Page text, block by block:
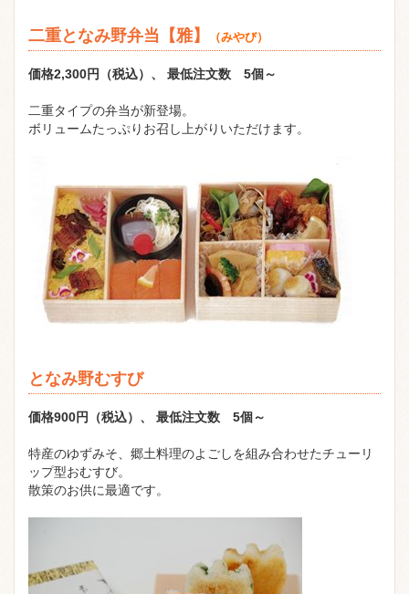
二重となみ野弁当【雅】 （みやび）
価格2,300円（税込）、 最低注文数 5個～
二重タイプの弁当が新登場。
ボリュームたっぷりお召し上がりいただけます。
となみ野むすび
価格900円（税込）、 最低注文数 5個～
特産のゆずみそ、郷土料理のよごしを組み合わせたチューリ
ップ型おむすび。
散策のお供に最適です。